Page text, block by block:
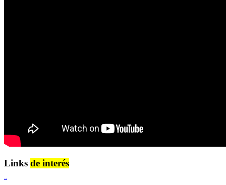
Links de interés